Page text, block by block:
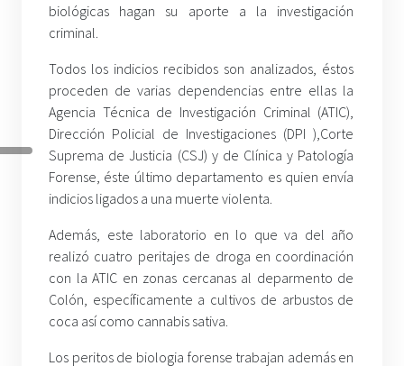
biológicas hagan su aporte a la investigación
criminal.
Todos los indicios recibidos son analizados, éstos
proceden de varias dependencias entre ellas la
Agencia Técnica de Investigación Criminal (ATIC),
Dirección Policial de Investigaciones (DPI ),Corte
Suprema de Justicia (CSJ) y de Clínica y Patología
Forense, éste último departamento es quien envía
indicios ligados a una muerte violenta.
Además, este laboratorio en lo que va del año
realizó cuatro peritajes de droga en coordinación
con la ATIC en zonas cercanas al deparmento de
Colón, específicamente a cultivos de arbustos de
coca así como cannabis sativa.
Los peritos de biologia forense trabajan además en